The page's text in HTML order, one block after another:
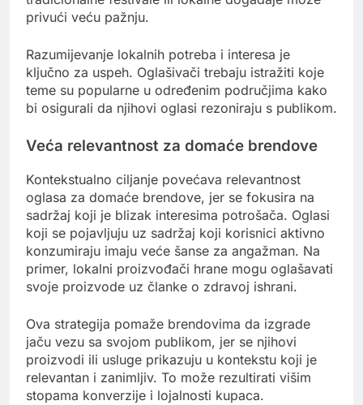
privući veću pažnju.
Razumijevanje lokalnih potreba i interesa je
ključno za uspeh. Oglašivači trebaju istražiti koje
teme su popularne u određenim područjima kako
bi osigurali da njihovi oglasi rezoniraju s publikom.
Veća relevantnost za domaće brendove
Kontekstualno ciljanje povećava relevantnost
oglasa za domaće brendove, jer se fokusira na
sadržaj koji je blizak interesima potrošača. Oglasi
koji se pojavljuju uz sadržaj koji korisnici aktivno
konzumiraju imaju veće šanse za angažman. Na
primer, lokalni proizvođači hrane mogu oglašavati
svoje proizvode uz članke o zdravoj ishrani.
Ova strategija pomaže brendovima da izgrade
jaču vezu sa svojom publikom, jer se njihovi
proizvodi ili usluge prikazuju u kontekstu koji je
relevantan i zanimljiv. To može rezultirati višim
stopama konverzije i lojalnosti kupaca.